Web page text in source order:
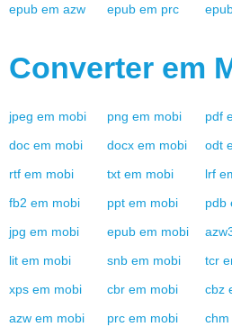
epub em azw epub em prc
Converter em
jpeg em mobi png em mobi pdf
doc em mobi docx em mobi odt
rtf em mobi txt em mobi lrf
fb2 em mobi ppt em mobi pdb
jpg em mobi epub em mobi
lit em mobi snb em mobi tcr
xps em mobi cbr em mobi cbz
azw em mobi prc em mobi chm